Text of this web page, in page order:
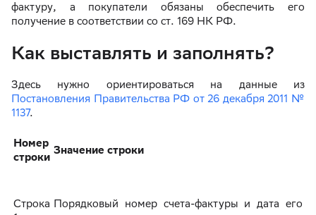
фактуру, а покупатели обязаны обеспечить его
получение в соответствии со ст. 169 НК РФ.
Как выставлять и заполнять?
Здесь нужно ориентироваться на данные из
Постановления Правительства РФ от 26 декабря 2011 №
1137.
Номер
строки
Значение строки
Строка Порядковый номер счета-фактуры и дата его